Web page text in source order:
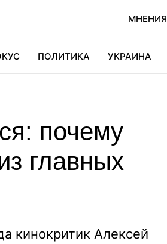
МНЕНИЯ
ПОЛИТИКА УКРАИНА
почему
главных
кинокритик Алексей